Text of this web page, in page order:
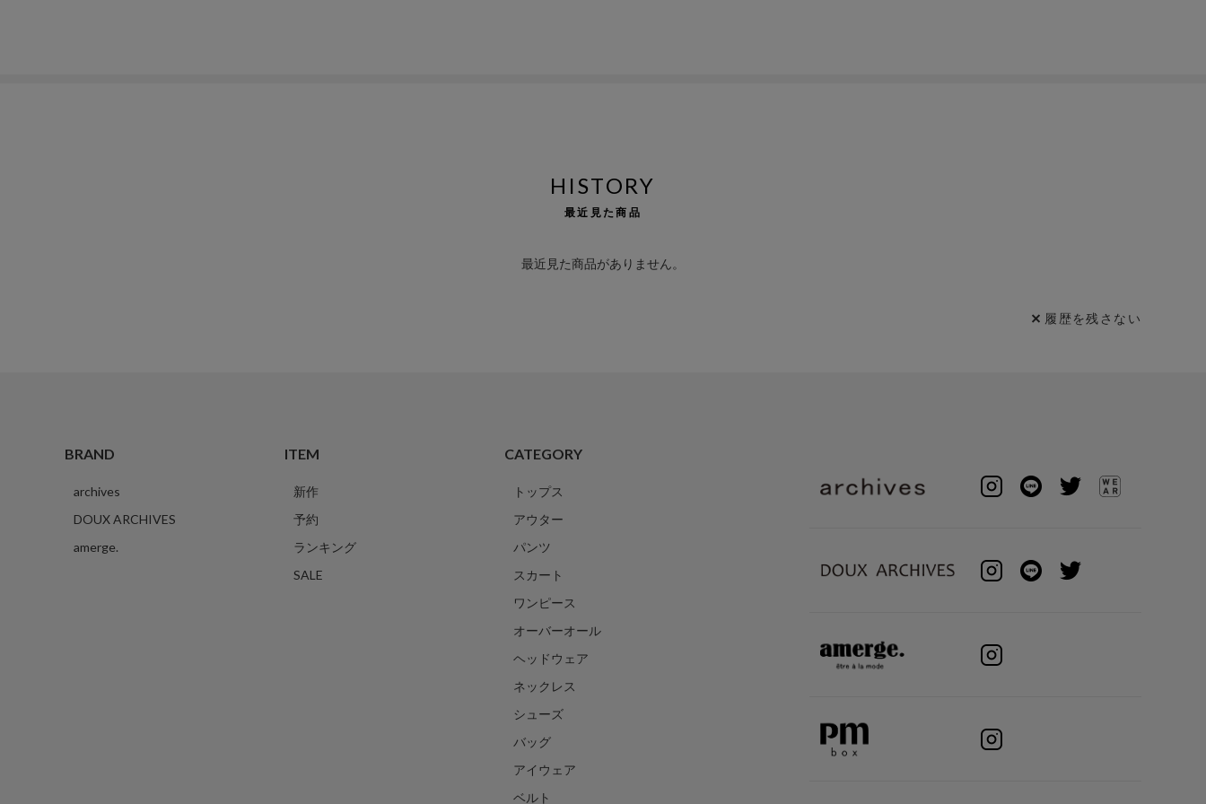
HISTORY
最近見た商品
最近見た商品がありません。
履歴を残さない
BRAND
archives
DOUX ARCHIVES
amerge.
ITEM
新作
予約
ランキング
SALE
CATEGORY
トップス
アウター
パンツ
スカート
ワンピース
オーバーオール
ヘッドウェア
ネックレス
シューズ
バッグ
アイウェア
ベルト